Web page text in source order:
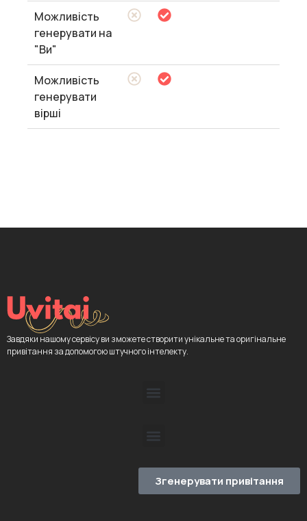
Можливість
генерувати на
"Ви"
Можливість
генерувати
вірші
Завдяки нашому сервісу ви зможете створити унікальне та оригінальне
привітання за допомогою штучного інтелекту.
Згенерувати привітання